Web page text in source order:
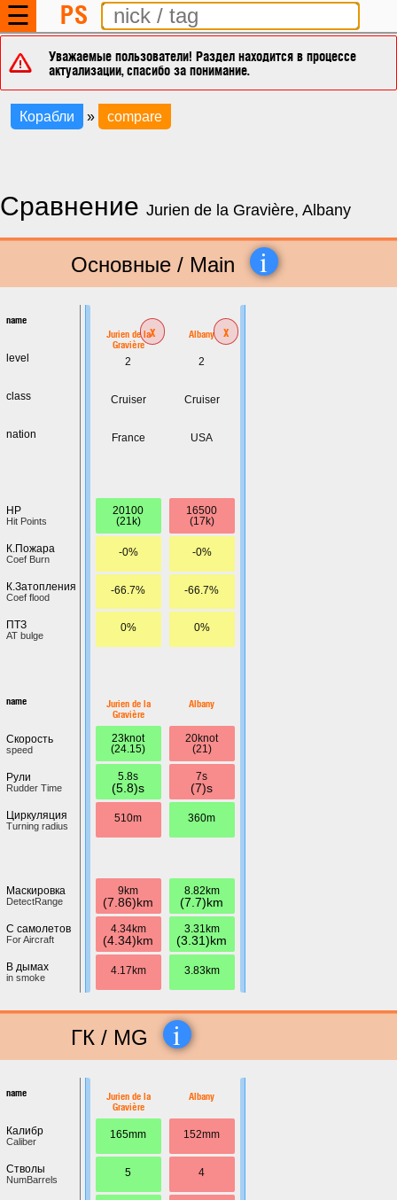
☰ PS
Уважаемые пользователи! Раздел находится в процессе
актуализации, спасибо за понимание.
Корабли » compare
Сравнение Jurien de la Gravière, Albany
Основные / Main i
name
level
class
nation
HP
Hit Points
К.Пожара
Coef Burn
К.Затопления
Coef flood
ПТЗ
AT bulge
name
Скорость
speed
Рули
Rudder Time
Циркуляция
Turning radius
Маскировка
DetectRange
С самолетов
For Aircraft
В дымах
in smoke
Jurien de la
Gravière
x
2
Cruiser
France
20100
(21k)
-0%
-66.7%
0%
Jurien de la
Gravière
23knot
(24.15)
5.8s
(5.8)s
510m
9km
(7.86)km
4.34km
(4.34)km
4.17km
Albany x
2
Cruiser
USA
16500
(17k)
-0%
-66.7%
0%
Albany
20knot
(21)
7s
(7)s
360m
8.82km
(7.7)km
3.31km
(3.31)km
3.83km
ГК / MG i
name
Калибр
Caliber
Стволы
NumBarrels
Jurien de la
Gravière
165mm
5
Albany
152mm
4